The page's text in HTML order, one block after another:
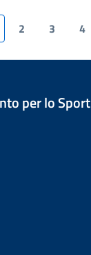
2 3 4
per lo Sport